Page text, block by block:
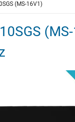
(MS-16V1)